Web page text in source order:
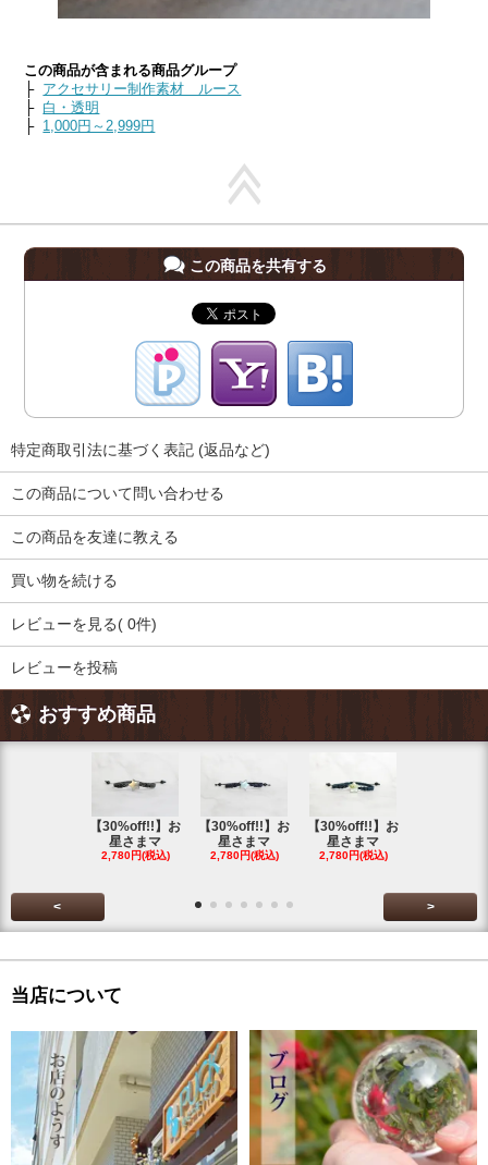
この商品が含まれる商品グループ
├ アクセサリー制作素材 ルース
├ 白・透明
├ 1,000円～2,999円
この商品を共有する
特定商取引法に基づく表記 (返品など)
この商品について問い合わせる
この商品を友達に教える
買い物を続ける
レビューを見る( 0件)
レビューを投稿
おすすめ商品
【30%off!!】お
星さまマ
2,780円(税込)
【30%off!!】お
星さまマ
2,780円(税込)
【30%off!!】お
星さまマ
2,780円(税込)
< >
当店について